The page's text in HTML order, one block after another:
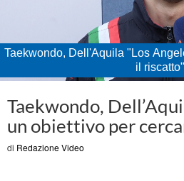
Taekwondo, Dell'Aquila "Los
il riscatto"
Unmute Loaded:
Taekwondo,
un obiettivo per
di Redazione Video